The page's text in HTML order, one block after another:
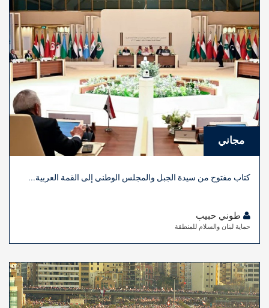
مجاني
كتاب مفتوح من سيدة الجبل والمجلس الوطني إلى القمة العربية...
حماية لبنان والسلام للمنطقة